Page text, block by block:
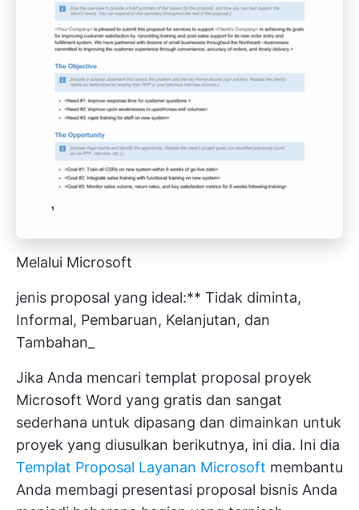
Melalui Microsoft
jenis proposal yang ideal:** Tidak diminta,
Informal, Pembaruan, Kelanjutan, dan
Tambahan_
Jika Anda mencari templat proposal proyek
Microsoft Word yang gratis dan sangat
sederhana untuk dipasang dan dimainkan untuk
proyek yang diusulkan berikutnya, ini dia. Ini dia
Templat Proposal Layanan Microsoft membantu
Anda membagi presentasi proposal bisnis Anda